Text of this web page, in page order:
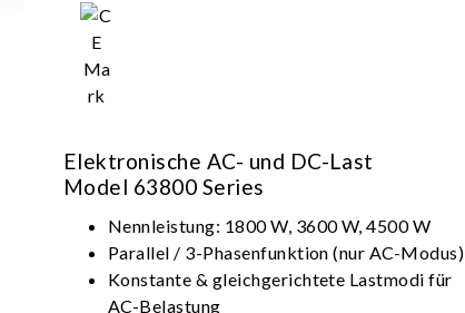
Elektronische AC- und DC-Last
Model 63800 Series
Nennleistung: 1800 W, 3600 W, 4500 W
Parallel / 3-Phasenfunktion (nur AC-Modus)
Konstante & gleichgerichtete Lastmodi für
AC-Belastung